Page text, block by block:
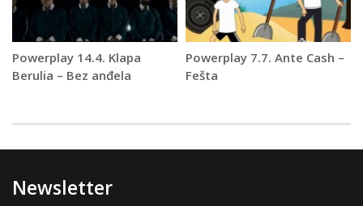
Powerplay 14.4. Klapa
Berulia – Bez anđela
Powerplay 7.7. Ante Cash –
Fešta
Newsletter